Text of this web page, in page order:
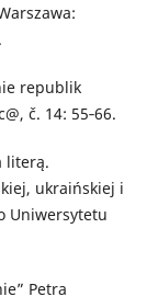
republik
č. 14: 55‑66.
literą.
ukraińskiej i
Uniwersytetu
Petra